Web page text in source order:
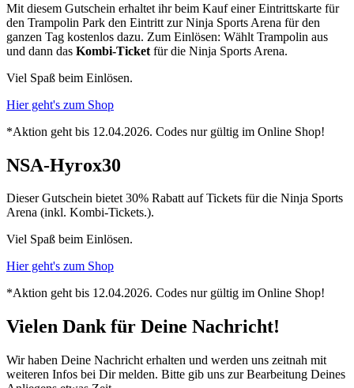
Mit diesem Gutschein erhaltet ihr beim Kauf einer Eintrittskarte für
den Trampolin Park den Eintritt zur Ninja Sports Arena für den
ganzen Tag kostenlos dazu. Zum Einlösen: Wählt Trampolin aus
und dann das Kombi-Ticket für die Ninja Sports Arena.
Viel Spaß beim Einlösen.
Hier geht's zum Shop
*Aktion geht bis 12.04.2026. Codes nur gültig im Online Shop!
NSA-Hyrox30
Dieser Gutschein bietet 30% Rabatt auf Tickets für die Ninja Sports
Arena (inkl. Kombi-Tickets.).
Viel Spaß beim Einlösen.
Hier geht's zum Shop
*Aktion geht bis 12.04.2026. Codes nur gültig im Online Shop!
Vielen Dank für Deine Nachricht!
Wir haben Deine Nachricht erhalten und werden uns zeitnah mit
weiteren Infos bei Dir melden. Bitte gib uns zur Bearbeitung Deines